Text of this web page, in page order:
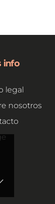
info
legal
nosotros